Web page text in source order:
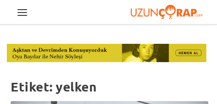
Etiket:yelken